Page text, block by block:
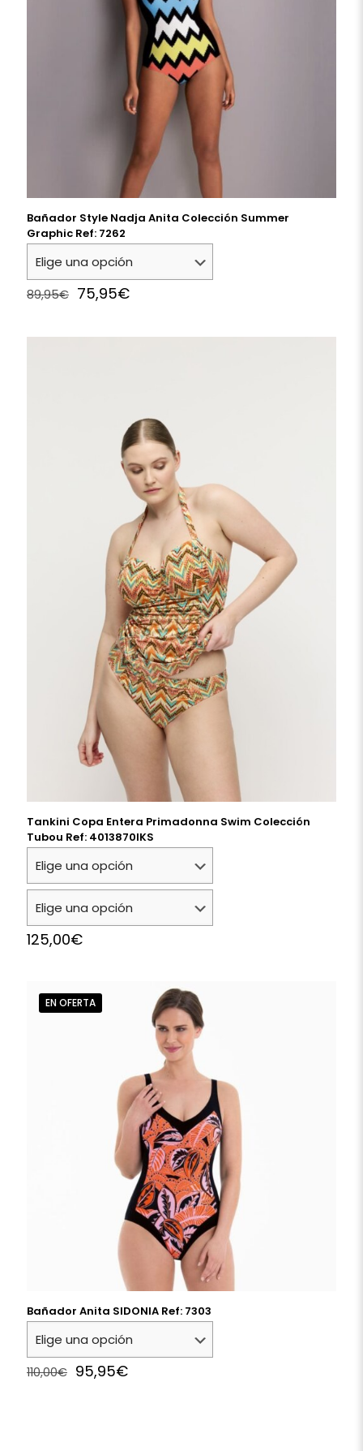
Bañador Style Nadja Anita Colección Summer
Graphic Ref: 7262
89,95€ Original
89,95€.
75,95€Current
75,95€.
Tankini Copa Entera Primadonna Swim Colección
Tubou Ref: 4013870IKS
125,00€
EN OFERTA
Bañador Anita SIDONIA Ref: 7303
110,00€ Original
95,95€Current